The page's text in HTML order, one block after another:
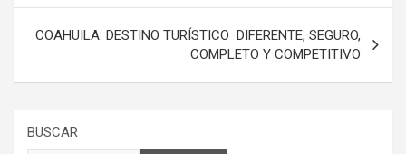
COAHUILA: DESTINO TURÍSTICO DIFERENTE, SEGURO,
COMPLETO Y COMPETITIVO
BUSCAR